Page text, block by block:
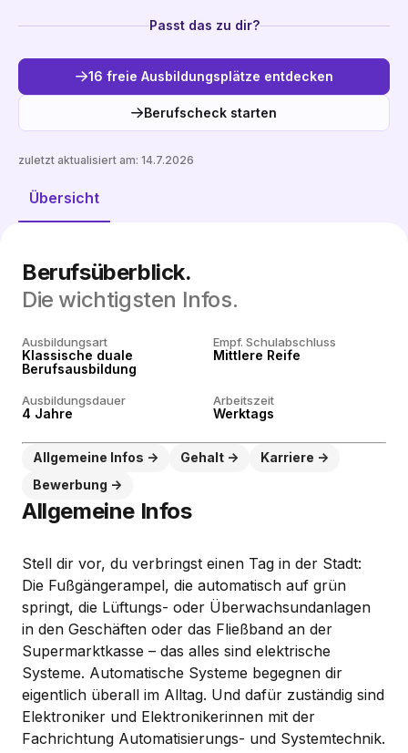
Passt das zu dir?
16 freie Ausbildungsplätze entdecken
Berufscheck starten
Übersicht
zuletzt aktualisiert am: 14.7.2026
Berufsüberblick.
Die wichtigsten Infos.
Ausbildungsart
Klassische duale
Berufsausbildung
Empf. Schulabschluss
Mittlere Reife
Ausbildungsdauer
4 Jahre
Arbeitszeit
Werktags
Allgemeine Infos Gehalt
Karriere
Bewerbung
Allgemeine Infos
Stell dir vor, du verbringst einen Tag in der Stadt:
Die Fußgängerampel, die automatisch auf grün
springt, die Lüftungs- oder Überwachsundanlagen
in den Geschäften oder das Fließband an der
Supermarktkasse – das alles sind elektrische
Systeme. Automatische Systeme begegnen dir
eigentlich überall im Alltag. Und dafür zuständig sind
Elektroniker und Elektronikerinnen mit der
Fachrichtung Automatisierungs- und Systemtechnik.